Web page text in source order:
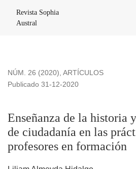
Revista Sophia
Austral
NÚM. 26 (2020), ARTÍCULOS
Enseñanza de la historia
de ciudadanía en las
profesores en formación
Publicado 31-12-2020